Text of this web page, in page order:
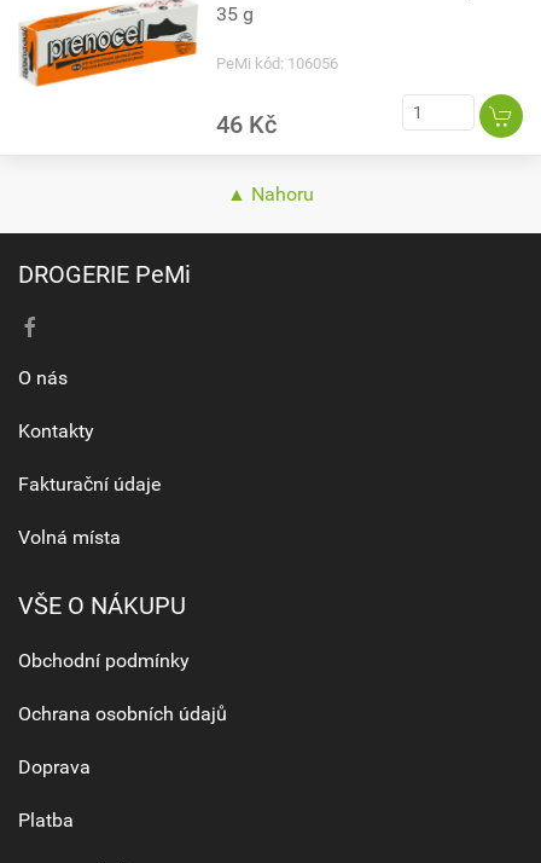
35 g
PeMi kód: 106056
46 Kč
▲ Nahoru
DROGERIE PeMi
O nás
Kontakty
Fakturační údaje
Volná místa
VŠE O NÁKUPU
Obchodní podmínky
Ochrana osobních údajů
Doprava
Platba